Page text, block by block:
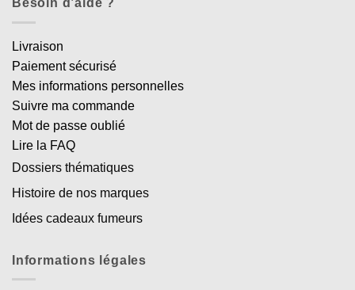
Besoin d’aide ?
Livraison
Paiement sécurisé
Mes informations personnelles
Suivre ma commande
Mot de passe oublié
Lire la FAQ
Dossiers thématiques
Histoire de nos marques
Idées cadeaux fumeurs
Informations légales